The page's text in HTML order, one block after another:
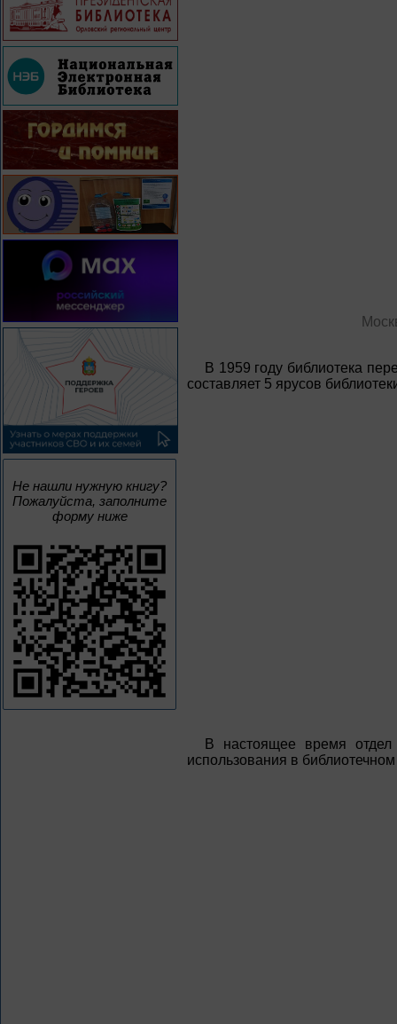
Не нашли нужную книгу?
Пожалуйста, заполните
форму ниже
В 1959 году библиотека
составляет 5 ярусов
В настоящее время
использования в